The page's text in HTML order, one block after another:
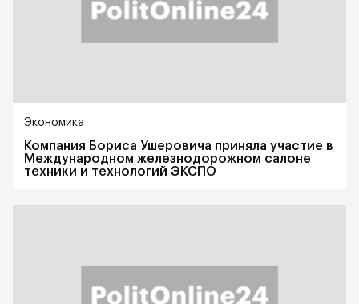
Экономика
Компания Бориса Ушеровича приняла участие в
Международном железнодорожном салоне
техники и технологий ЭКСПО